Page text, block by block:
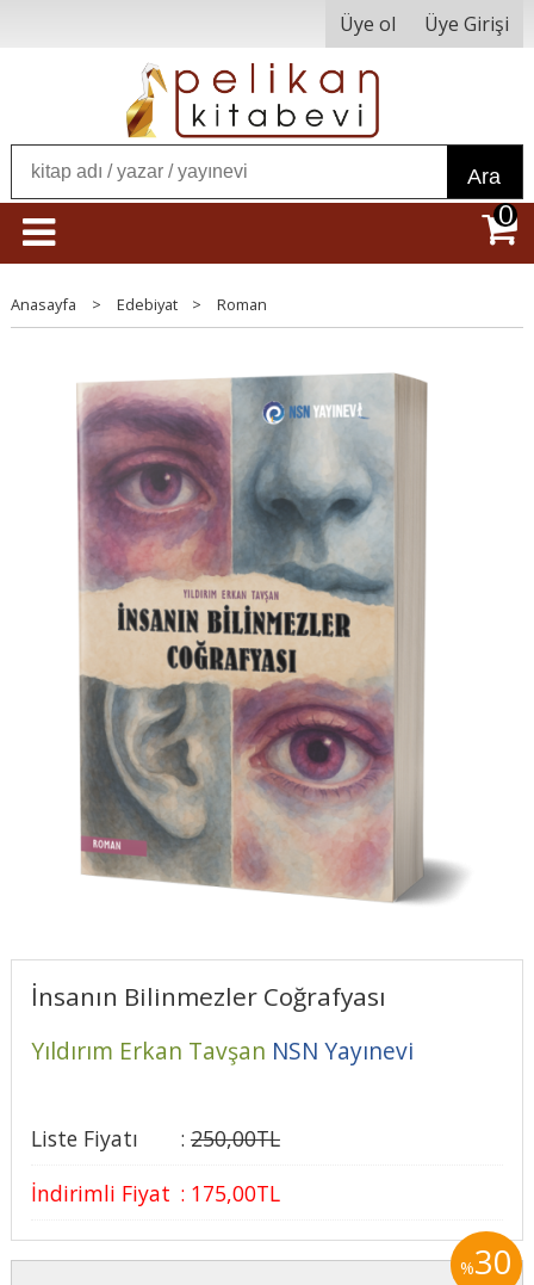
Üye ol Üye Girişi
Ara
0
Anasayfa > Edebiyat > Roman
İnsanın Bilinmezler Coğrafyası
Yıldırım Erkan Tavşan NSN Yayınevi
Liste Fiyatı : 250,00TL
İndirimli Fiyat : 175,00TL
%30